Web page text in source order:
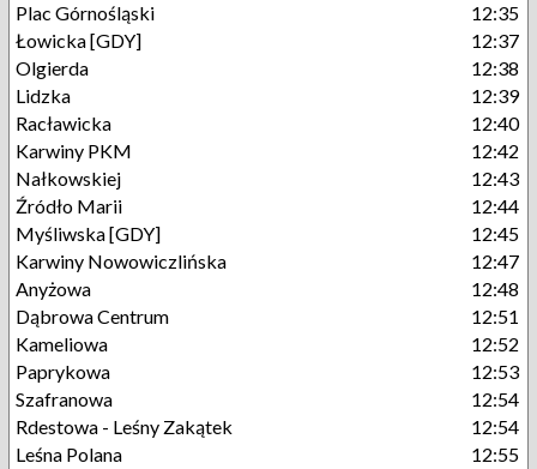
Plac Górnośląski
12:35
Łowicka [GDY]
12:37
Olgierda
12:38
Lidzka
12:39
Racławicka
12:40
Karwiny PKM
12:42
Nałkowskiej
12:43
Źródło Marii
12:44
Myśliwska [GDY]
12:45
Karwiny Nowowiczlińska
12:47
Anyżowa
12:48
Dąbrowa Centrum
12:51
Kameliowa
12:52
Paprykowa
12:53
Szafranowa
12:54
Rdestowa - Leśny Zakątek
12:54
Leśna Polana
12:55